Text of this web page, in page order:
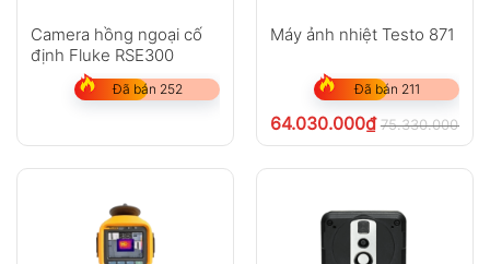
Camera hồng ngoại cố
định Fluke RSE300
Đã bán 252
Máy ảnh nhiệt Testo 871
Đã bán 211
64.030.000₫ 75.330.000₫